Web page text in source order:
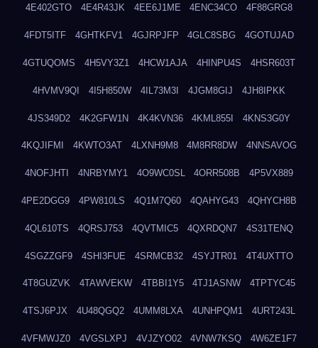
4E402GTO 4E4R43JK 4EE6J1ME 4ENC34CO 4F88GRG8
4FDT5ITF 4GHTKFV1 4GJRPJFP 4GLC8SBG 4GOTUJAD
4GTUQOMS 4H5VY3Z1 4HCW1AJA 4HINPU4S 4HSR603T
4HVMV9QI 4I5H850W 4IL73M3I 4JGM8GIJ 4JH8IPKK
4JS349D2 4K2GFW1N 4K4KVN36 4KML855I 4KNS3G0Y
4KQJIFMI 4KWTO3AT 4LXNH9M8 4M8RR8DW 4NNSAVOG
4NOFJHTI 4NRBYMY1 4O9WC0SL 4ORR508B 4P5VX889
4PE2DGG9 4PW810LS 4Q1M7Q60 4QAHYG43 4QHYCH8B
4QL610TS 4QRSJ753 4QVTMIC5 4QXRDQN7 4S31TENQ
4SGZZGF9 4SHI3FUE 4SRMCB32 4SYJTR01 4T4UXTTO
4T8GUZVK 4TAWVEKW 4TBBI1Y5 4TJ1ASNW 4TPTYC45
4TSJ6PJX 4U48QGQ2 4UMM8LXA 4UNHPQM1 4URT243L
4VFMWJZ0 4VGSLXPJ 4VJZYO02 4VNW7KSQ 4W6ZE1F7